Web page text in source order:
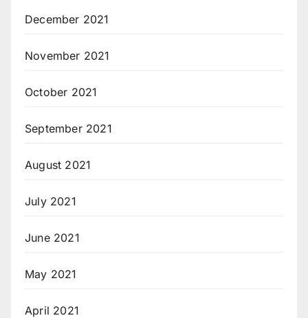
December 2021
November 2021
October 2021
September 2021
August 2021
July 2021
June 2021
May 2021
April 2021